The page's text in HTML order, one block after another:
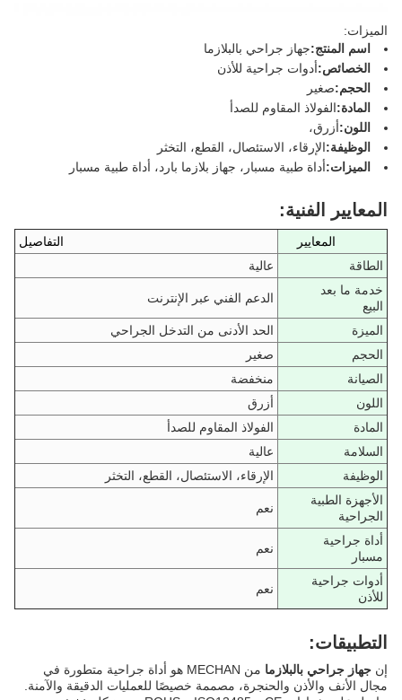
الميزات:
اسم المنتج:جهاز جراحي بالبلازما
الخصائص:أدوات جراحية للأذن
الحجم:صغير
المادة:الفولاذ المقاوم للصدأ
اللون:أزرق،
الوظيفة:الإرقاء، الاستئصال، القطع، التخثر
الميزات:أداة طبية مسبار، جهاز بلازما بارد، أداة طبية مسبار
المعايير الفنية:
المعايير
التفاصيل
الطاقة
عالية
خدمة ما بعد
البيع
الدعم الفني عبر الإنترنت
الميزة
الحد الأدنى من التدخل الجراحي
الحجم
صغير
الصيانة
منخفضة
اللون
أزرق
المادة
الفولاذ المقاوم للصدأ
السلامة
عالية
الوظيفة
الإرقاء، الاستئصال، القطع، التخثر
الأجهزة الطبية
الجراحية
نعم
أداة جراحية
مسبار
نعم
أدوات جراحية
للأذن
نعم
التطبيقات:
إنجهاز جراحي بالبلازما
من MECHAN هو أداة جراحية متطورة في
مجال الأنف والأذن والحنجرة، مصممة خصيصًا للعمليات الدقيقة والآمنة.